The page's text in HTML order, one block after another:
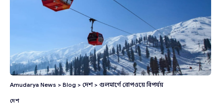
Amudarya News > Blog > দেশ> গুলমার্গে রোপওয়ে বিপর্যয়
দেশ